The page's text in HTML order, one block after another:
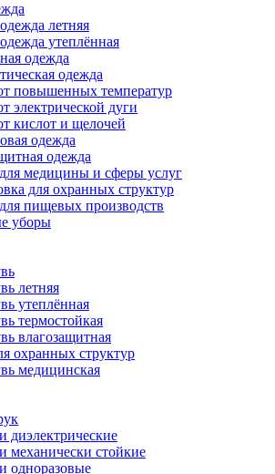
летняя
утеплённая
одежда
одежда
повышенных температур
электрической дуги
кислот и щелочей
одежда
одежда
медицины и сферы услуг
для охранных структур
пищевых производств
уборы
летняя
утеплённая
термостойкая
влагозащитная
охранных структур
медицинская
диэлектрические
механически стойкие
одноразовые